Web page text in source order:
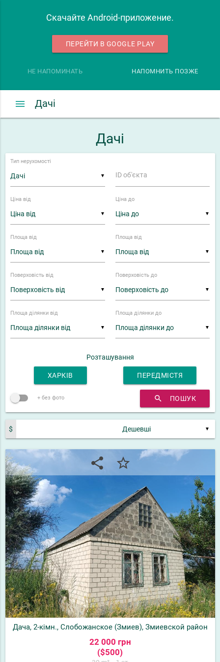
Скачайте Android-приложение.
ПЕРЕЙТИ В GOOGLE PLAY
НЕ НАПОМИНАТЬ НАПОМНИТЬ ПОЗЖЕ
Дачі
menu
Дачі
▼
Тип нерухомості
ID об'єкта
▼
Ціна від
▼
Ціна до
▼
Площа від
▼
Площа від
▼
Поверховість від
▼
Поверховість до
▼
Площа ділянки від
▼
Площа ділянки до
Розташування
ХАРКІВ ПЕРЕДМІСТЯ
+ без фото search ПОШУК
$ ▼
share star_border
Дача, 2-кімн., Слобожанское (Змиев), Змиевской район
22 000 грн
($500)